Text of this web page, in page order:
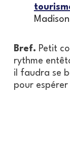
Bref. Petit
rythme
il faudra se
pour